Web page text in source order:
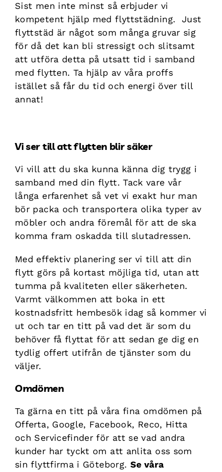
Sist men inte minst så erbjuder vi
kompetent hjälp med flyttstädning. Just
flyttstäd är något som många gruvar sig
för då det kan bli stressigt och slitsamt
att utföra detta på utsatt tid i samband
med flytten. Ta hjälp av våra proffs
istället så får du tid och energi över till
annat!
Vi ser till att flytten blir säker
Vi vill att du ska kunna känna dig trygg i
samband med din flytt. Tack vare vår
långa erfarenhet så vet vi exakt hur man
bör packa och transportera olika typer av
möbler och andra föremål för att de ska
komma fram oskadda till slutadressen.
Med effektiv planering ser vi till att din
flytt görs på kortast möjliga tid, utan att
tumma på kvaliteten eller säkerheten.
Varmt välkommen att boka in ett
kostnadsfritt hembesök idag så kommer vi
ut och tar en titt på vad det är som du
behöver få flyttat för att sedan ge dig en
tydlig offert utifrån de tjänster som du
väljer.
Omdömen
Ta gärna en titt på våra fina omdömen på
Offerta, Google, Facebook, Reco, Hitta
och Servicefinder för att se vad andra
kunder har tyckt om att anlita oss som
sin flyttfirma i Göteborg. Se våra